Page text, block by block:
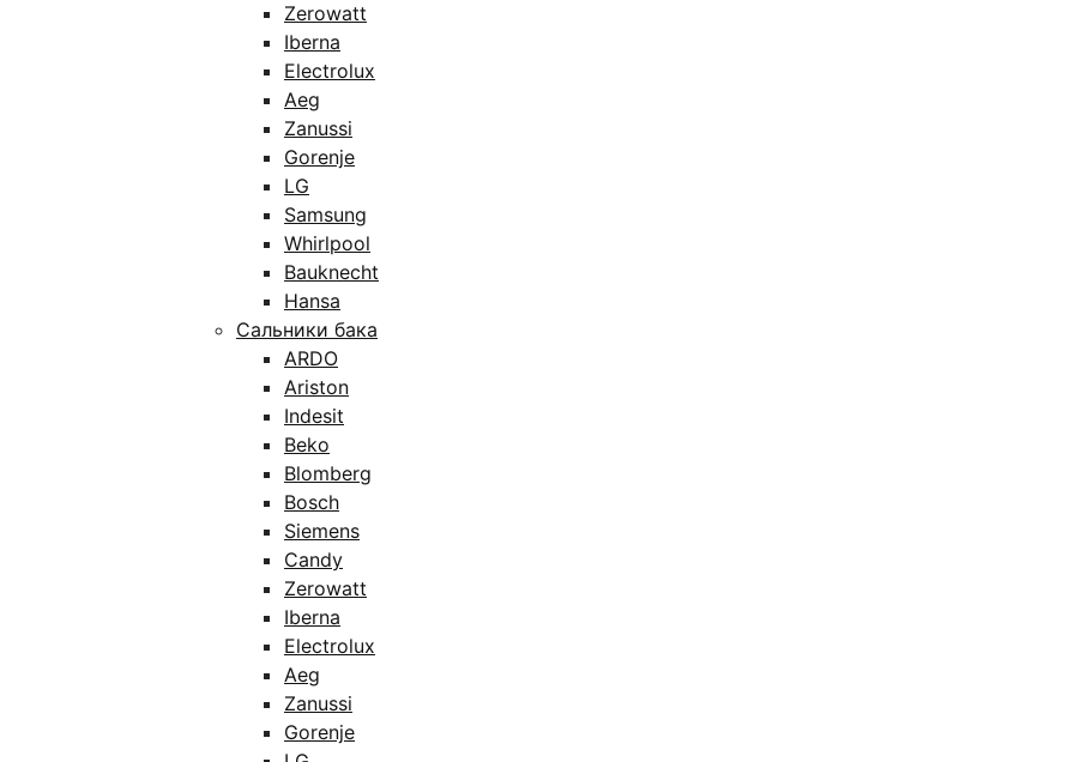
Zerowatt
Iberna
Electrolux
Aeg
Zanussi
Gorenje
LG
Samsung
Whirlpool
Bauknecht
Hansa
Сальники бака
ARDO
Ariston
Indesit
Beko
Blomberg
Bosch
Siemens
Candy
Zerowatt
Iberna
Electrolux
Aeg
Zanussi
Gorenje